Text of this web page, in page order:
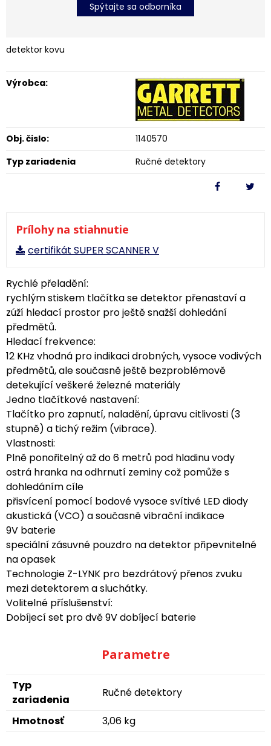
Spýtajte sa odborníka
detektor kovu
Výrobca:
Obj. čislo:
1140570
Typ zariadenia
Ručné detektory
Prílohy na stiahnutie
certifikát SUPER SCANNER V
Rychlé přeladění:
rychlým stiskem tlačítka se detektor přenastaví a
zúží hledací prostor pro ještě snažší dohledání
předmětů.
Hledací frekvence:
12 KHz vhodná pro indikaci drobných, vysoce vodivých
předmětů, ale současně ještě bezproblémově
detekující veškeré železné materiály
Jedno tlačítkové nastavení:
Tlačítko pro zapnutí, naladění, úpravu citlivosti (3
stupně) a tichý režim (vibrace).
Vlastnosti:
Plně ponořitelný až do 6 metrů pod hladinu vody
ostrá hranka na odhrnutí zeminy což pomůže s
dohledáním cíle
přisvícení pomocí bodové vysoce svítivé LED diody
akustická (VCO) a současně vibrační indikace
9V baterie
speciální zásuvné pouzdro na detektor připevnitelné
na opasek
Technologie Z-LYNK pro bezdrátový přenos zvuku
mezi detektorem a sluchátky.
Volitelné příslušenství:
Dobíjecí set pro dvě 9V dobíjecí baterie
Parametre
Typ
zariadenia
Ručné detektory
Hmotnosť 3,06 kg